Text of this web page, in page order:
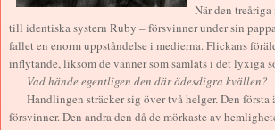
När den
till identiska systern Ruby – försvinner under sin
fallet en enorm uppståndelse i medierna. Flickans
inflytande, liksom de vänner som samlats i det lyxiga
Vad hände egentligen den där ödesdigra kvällen?
Handlingen sträcker sig över två helger. Den första
försvinner. Den andra den då de mörkaste av